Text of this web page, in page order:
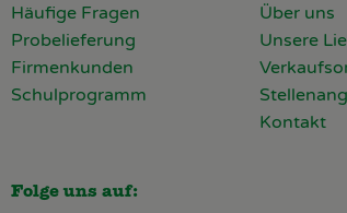
Häufige Fragen
Probelieferung
Firmenkunden
Schulprogramm
Über uns
Unsere
Kontakt
Folge uns auf: